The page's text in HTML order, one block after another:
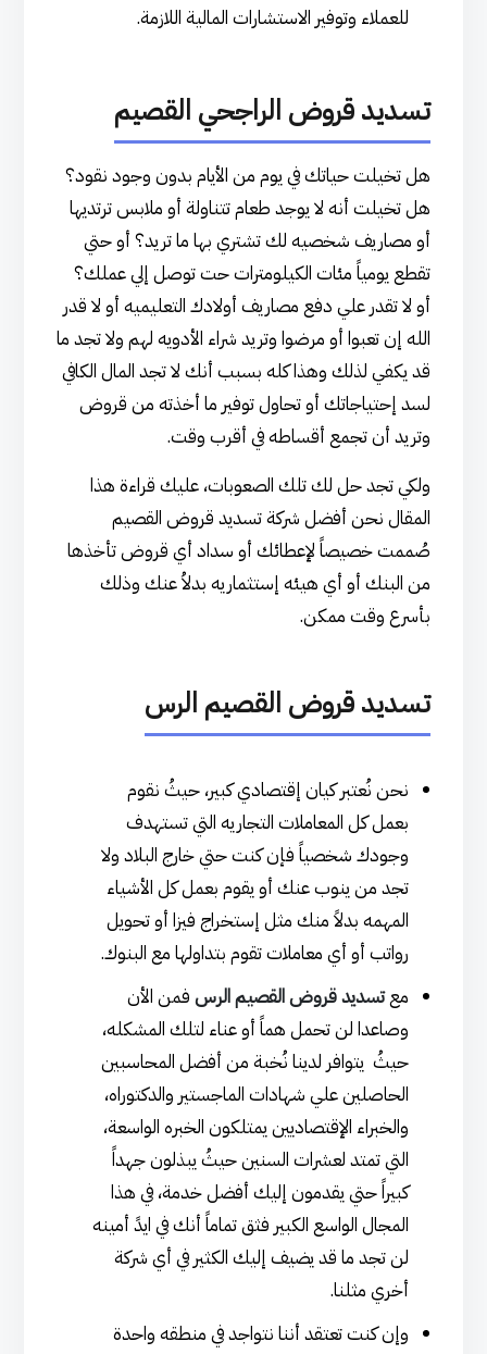
للعملاء وتوفير الاستشارات المالية اللازمة.
تسديد قروض الراجحي القصيم
هل تخيلت حياتك في يوم من الأيام بدون وجود نقود؟
هل تخيلت أنه لا يوجد طعام تتناولة أو ملابس ترتديها
أو مصاريف شخصيه لك تشتري بها ما تريد؟ أو حتي
تقطع يومياً مئات الكيلومترات حت توصل إلي عملك؟
أو لا تقدر علي دفع مصاريف أولادك التعليميه أو لا قدر
الله إن تعبوا أو مرضوا وتريد شراء الأدويه لهم ولا تجد ما
قد يكفي لذلك وهذا كله بسبب أنك لا تجد المال الكافي
لسد إحتياجاتك أو تحاول توفير ما أخذته من قروض
وتريد أن تجمع أقساطه في أقرب وقت.
ولكي تجد حل لك تلك الصعوبات، عليك قراءة هذا
المقال نحن أفضل شركة تسديد قروض القصيم
صُممت خصيصاً لإعطائك أو سداد أي قروض تأخذها
من البنك أو أي هيئه إستثماريه بدلاُ عنك وذلك
بأسرع وقت ممكن.
تسديد قروض القصيم الرس
نحن نُعتبر كيان إقتصادي كبير، حيثُ نقوم
بعمل كل المعاملات التجاريه التي تستهدف
وجودك شخصياً فإن كنت حتي خارج البلاد ولا
تجد من ينوب عنك أو يقوم بعمل كل الأشياء
المهمه بدلاً منك مثل إستخراج فيزا أو تحويل
رواتب أو أي معاملات تقوم بتداولها مع البنوك.
معتسديد قروض القصيم الرس فمن الأن
وصاعدا لن تحمل هماً أو عناء لتلك المشكله،
حيثُ يتوافر لدينا نُخبة من أفضل المحاسبين
الحاصلين علي شهادات الماجستير والدكتوراه،
والخبراء الإقتصاديين يمتلكون الخبره الواسعة،
التي تمتد لعشرات السنين حيثُ يبذلون جهداً
كبيراً حتي يقدمون إليك أفضل خدمة، في هذا
المجال الواسع الكبير فثق تماماً أنك في ايدً أمينه
لن تجد ما قد يضيف إليك الكثير في أي شركة
أخري مثلنا.
وإن كنت تعتقد أننا نتواجد في منطقه واحدة